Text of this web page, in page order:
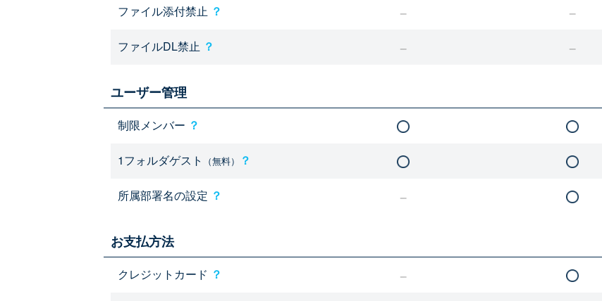
ファイル添付禁止 ？
ファイルDL禁止 ？
ユーザー管理
制限メンバー ？
1フォルダゲスト （無料） ？
所属部署名の設定 ？
お支払方法
クレジットカード ？